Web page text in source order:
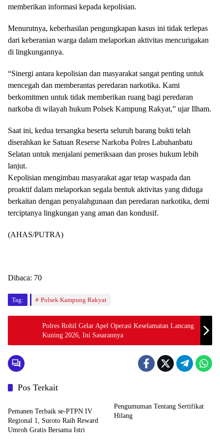
memberikan informasi kepada kepolisian.
Menurutnya, keberhasilan pengungkapan kasus ini tidak terlepas
dari keberanian warga dalam melaporkan aktivitas mencurigakan
di lingkungannya.
​“Sinergi antara kepolisian dan masyarakat sangat penting untuk
mencegah dan memberantas peredaran narkotika. Kami
berkomitmen untuk tidak memberikan ruang bagi peredaran
narkoba di wilayah hukum Polsek Kampung Rakyat,” ujar Ilham.
​Saat ini, kedua tersangka beserta seluruh barang bukti telah
diserahkan ke Satuan Reserse Narkoba Polres Labuhanbatu
Selatan untuk menjalani pemeriksaan dan proses hukum lebih
lanjut.
​Kepolisian mengimbau masyarakat agar tetap waspada dan
proaktif dalam melaporkan segala bentuk aktivitas yang diduga
berkaitan dengan penyalahgunaan dan peredaran narkotika, demi
terciptanya lingkungan yang aman dan kondusif.
(AHAS/PUTRA)
Dibaca: 70
Tag: Polsek Kampung Rakyat
Polres Rohil Gelar Apel Operasi Keselamatan Lancang
Kuning 2026, Ini Sasarannya
Pos Terkait
News
Pemanen Terbaik se-PTPN IV
Regional 1, Suroto Raih Reward
Umroh Gratis Bersama Istri
Pengumuman Tentang Sertifikat
Hilang
Artikel